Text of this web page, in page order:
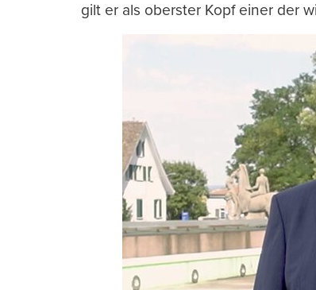
gilt er als oberster Kopf einer der